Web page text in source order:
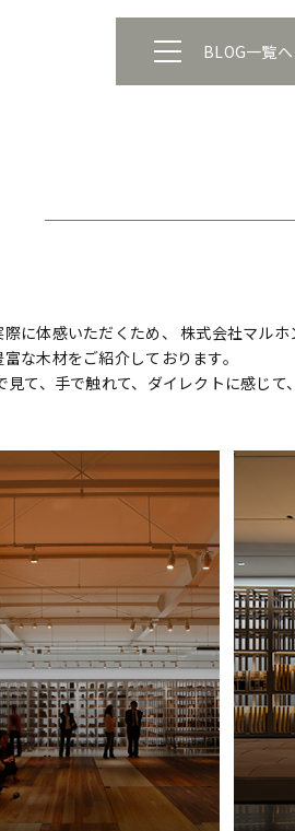
BLOG一覧へ
に体感いただくため、 株式会社マル
な木材をご紹介しております。
て、手で触れて、ダイレクトに感じて